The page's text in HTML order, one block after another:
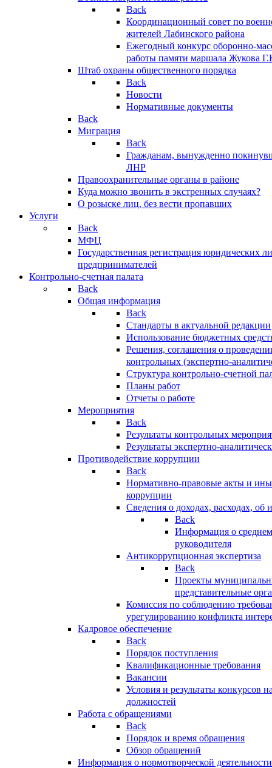
Back
Координационный совет по
жителей Лабинского района
Ежегодный конкурс оборонно-
работы памяти маршала Жукова
Штаб охраны общественного порядка
Back
Новости
Нормативные документы
Back
Миграция
Back
Гражданам, вынужденно
ЛНР
Правоохранительные органы в районе
Куда можно звонить в экстренных случаях?
О розыске лиц, без вести пропавших
Услуги
Back
МФЦ
Государственная регистрация юридических
предпринимателей
Контрольно-счетная палата
Back
Общая информация
Back
Стандарты в актуальной редакции
Использование бюджетных
Решения, соглашения о
контрольных (экспертно-
Структура контрольно-счетной
Планы работ
Отчеты о работе
Мероприятия
Back
Результаты контрольных
Результаты экспертно-
Противодействие коррупции
Back
Нормативно-правовые акты и
коррупции
Сведения о доходах, расходах, об
Back
Информация о
руководителя
Антикоррупционная экспертиза
Back
Проекты
представительные
Комиссия по соблюдению
урегулированию конфликта
Кадровое обеспечение
Back
Порядок поступления
Квалификационные требования
Вакансии
Условия и результаты конкурсов
должностей
Работа с обращениями
Back
Порядок и время обращения
Обзор обращений
Информация о нормотворческой деятельности